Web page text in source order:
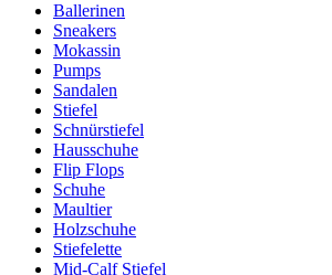
Ballerinen
Sneakers
Mokassin
Pumps
Sandalen
Stiefel
Schnürstiefel
Hausschuhe
Flip Flops
Schuhe
Maultier
Holzschuhe
Stiefelette
Mid-Calf Stiefel